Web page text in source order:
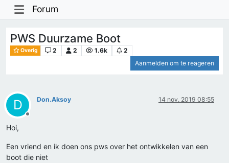
Forum
PWS Duurzame Boot
Overig 2 2 1.6k
2
Aanmelden om te reageren
D
Offline
Don.Aksoy 14 nov. 2019 08:55
Hoi,
Een vriend en ik doen ons pws over het ontwikkelen van een
boot die niet